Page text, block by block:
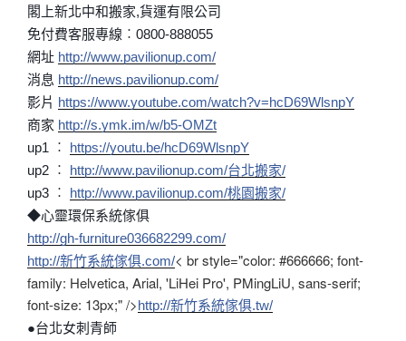
閣上新北中和搬家,貨運有限公司
免付費客服專線︰0800-888055
網址 http://www.pavilionup.com/
消息 http://news.pavilionup.com/
影片 https://www.youtube.com/watch?v=hcD69WlsnpY
商家 http://s.ymk.im/w/b5-OMZt
up1 ︰ https://youtu.be/hcD69WlsnpY
up2 ︰ http://www.pavilionup.com/台北搬家/
up3 ︰ http://www.pavilionup.com/桃園搬家/
◆心靈環保系統傢俱
http://gh-furniture036682299.com/
http://新竹系統傢俱.com/< br style="color: #666666; font-
family: Helvetica, Arial, 'LiHei Pro', PMingLiU, sans-serif;
font-size: 13px;" />http://新竹系統傢俱.tw/
●台北女刺青師